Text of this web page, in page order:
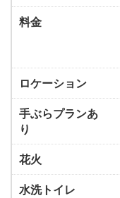
料金
ロケーション
手ぶらプランあ
り
花火
水洗トイレ